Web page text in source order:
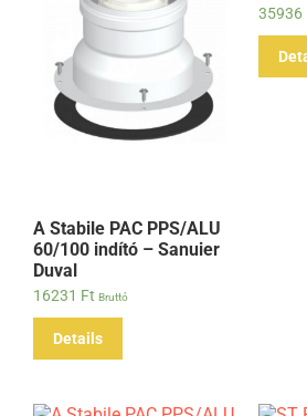
A Stabile PAC PPS/ALU
60/100 indító – Sanuier
Duval
16231 Ft Bruttó
Details
35936